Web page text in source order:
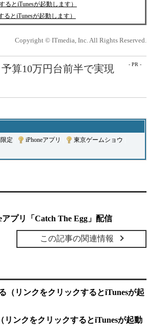
とiTunesが起動します）
とiTunesが起動します）
Copyright © ITmedia, Inc. All Rights Reserved.
- PR -
算10万円台前半で実現
定 iPhoneアプリ 東京ゲームショウ
プリ「Catch The Egg」配信
この記事の関連情報
（リンクをクリックするとiTunesが起
ンクをクリックするとiTunesが起動